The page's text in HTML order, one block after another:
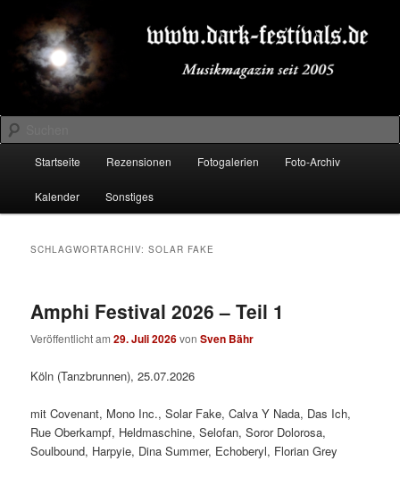
primären
Inhalt
springen
sekundären
Inhalt
springenDARK-FESTIVALS.DE
Suchen
Startseite Rezensionen Fotogalerien Foto-Archiv
Kalender Sonstiges
SCHLAGWORTARCHIV:SOLAR FAKE
Amphi Festival 2026 – Teil 1
Veröffentlicht am29. Juli 2026vonSven Bähr
Köln (Tanzbrunnen), 25.07.2026
mit Covenant, Mono Inc., Solar Fake, Calva Y Nada, Das Ich,
Rue Oberkampf, Heldmaschine, Selofan, Soror Dolorosa,
Soulbound, Harpyie, Dina Summer, Echoberyl, Florian Grey